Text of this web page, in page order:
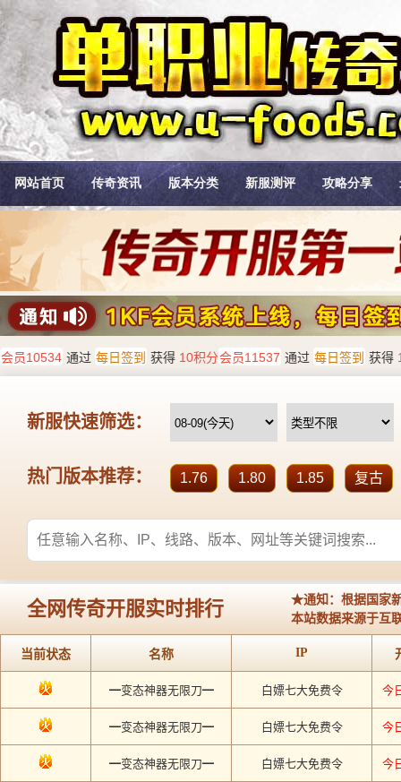
网站首页 传奇资讯 版本分类 新服测评 攻略分享